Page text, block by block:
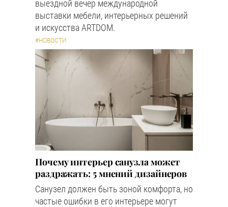
выездной вечер международной
выставки мебели, интерьерных решений
и искусства ARTDOM.
#НОВОСТИ
Почему интерьер санузла может
раздражать: 5 мнений дизайнеров
Санузел должен быть зоной комфорта, но
частые ошибки в его интерьере могут